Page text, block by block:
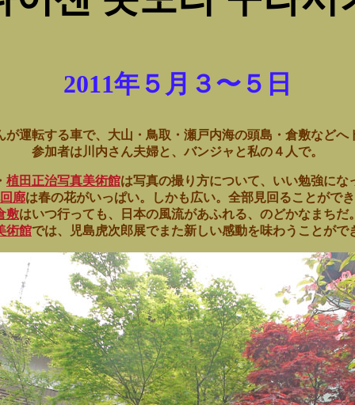
2011年５月３〜５日
が運転する車で、大山・鳥取・瀬戸内海の頭島・倉敷などへ
参加者は川内さん夫婦と、バンジャと私の４人で。
植田正治写真美術館は写真の撮り方について、いい勉強にな
廊は春の花がいっぱい。しかも広い。全部見回ることがで
敷はいつ行っても、日本の風流があふれる、のどかなまちだ
術館では、児島虎次郎展でまた新しい感動を味わうことがで